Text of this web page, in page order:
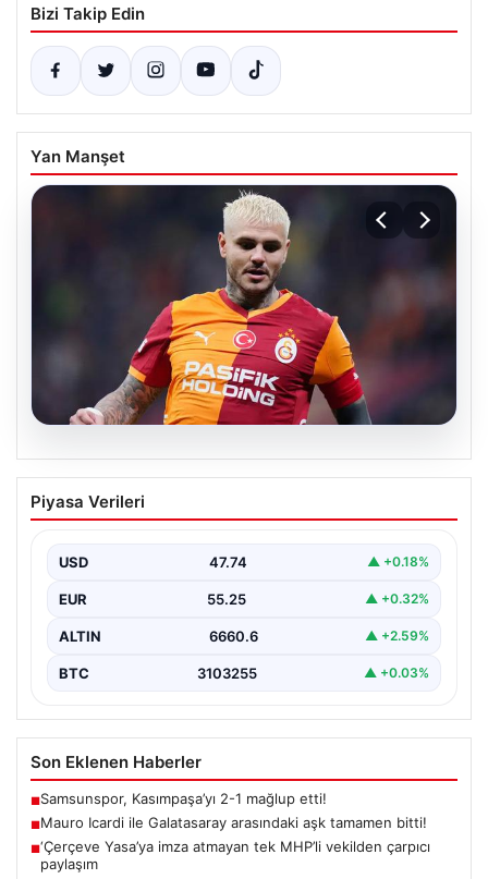
Bizi Takip Edin
Yan Manşet
Mauro Icardi ile Galatasaray arasındaki
aşk tamamen bitti!
Piyasa Verileri
USD 47.74 ▲ +0.18%
EUR 55.25 ▲ +0.32%
ALTIN 6660.6 ▲ +2.59%
BTC 3103255 ▲ +0.03%
Son Eklenen Haberler
■Samsunspor, Kasımpaşa’yı 2-1 mağlup etti!
■Mauro Icardi ile Galatasaray arasındaki aşk tamamen bitti!
■‘Çerçeve Yasa’ya imza atmayan tek MHP’li vekilden çarpıcı
paylaşım